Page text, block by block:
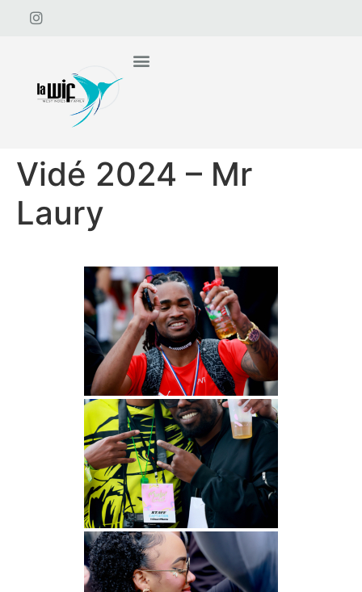
Vidé 2024 – Mr
Laury